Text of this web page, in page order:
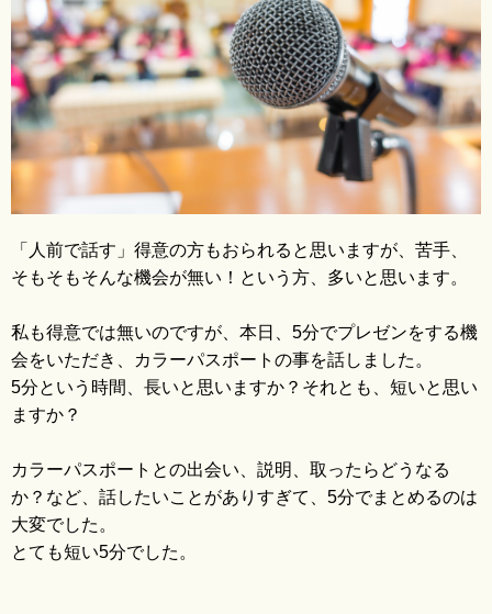
カラーパレット購入
ブログ
「人前で話す」得意の方もおられると思いますが、苦手、
そもそもそんな機会が無い！という方、多いと思います。
私も得意では無いのですが、 本日、5分でプレゼンをする機
会をいただき、カラーパスポートの事を話しました。
5分という時間、長いと思いますか？それとも、短いと思い
ますか？
カラーパスポートとの出会い、説明、取ったらどうなる
か？など、話したいことがありすぎて、5分でまとめるのは
大変でした。
とても短い5分でした。